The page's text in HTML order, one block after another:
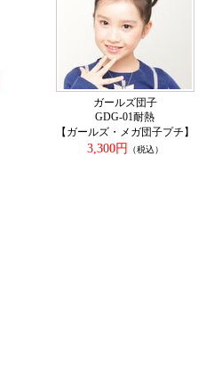
ガールズ団子
GDG-01耐熱
【ガールズ・メガ団子プチ】
3,300円
（税込）